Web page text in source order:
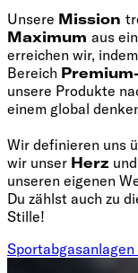
Unsere Mission
Maximum aus
erreichen wir,
Bereich
unsere Produkte
einem global
Wir definieren uns
wir unser Herz
unseren eigenen
Du zählst auch zu
Stille!